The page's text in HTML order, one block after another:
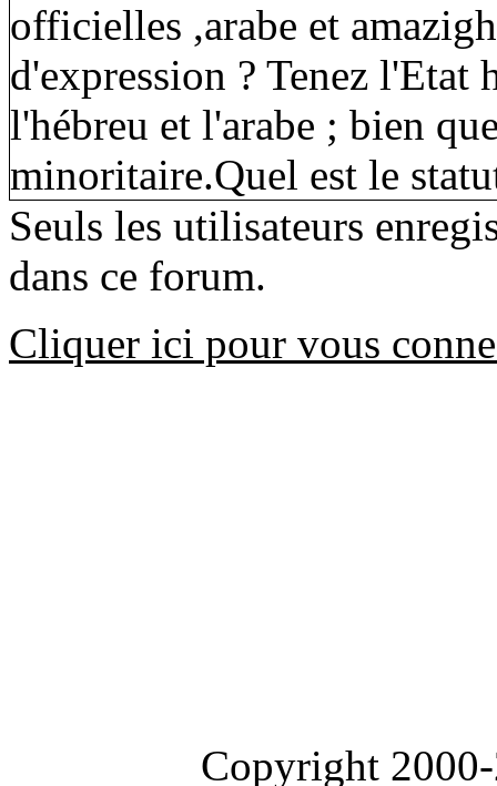
officielles ,arabe et
d'expression ? Tenez l'Etat
l'hébreu et l'arabe ; bien
minoritaire.Quel est le
Seuls les utilisateurs
dans ce forum.
Cliquer ici pour vous
Copyright